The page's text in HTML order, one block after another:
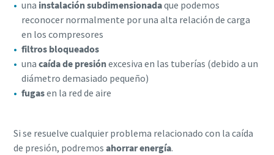
una instalación subdimensionadaque podemos
reconocer normalmente por una alta relación de carga
en los compresores
filtros bloqueados
unacaída de presiónexcesiva en las tuberías (debido a un
diámetro demasiado pequeño)
fugasen la red de aire
Si se resuelve cualquier problema relacionado con la caída
de presión, podremos ahorrar energía.